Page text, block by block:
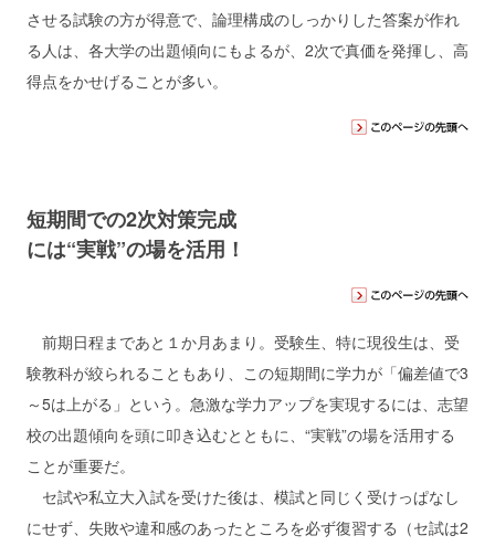
させる試験の方が得意で、論理構成のしっかりした答案が作れ
る人は、各大学の出題傾向にもよるが、2次で真価を発揮し、高
得点をかせげることが多い。
短期間での2次対策完成
には“実戦”の場を活用！
前期日程まであと１か月あまり。受験生、特に現役生は、受
験教科が絞られることもあり、この短期間に学力が「偏差値で3
～5は上がる」という。急激な学力アップを実現するには、志望
校の出題傾向を頭に叩き込むとともに、“実戦”の場を活用する
ことが重要だ。
セ試や私立大入試を受けた後は、模試と同じく受けっぱなし
にせず、失敗や違和感のあったところを必ず復習する（セ試は2